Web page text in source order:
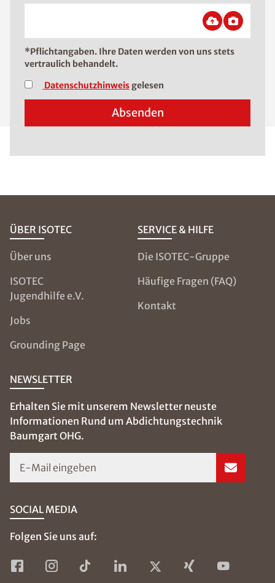
*Pflichtangaben. Ihre Daten werden von uns stets
vertraulich behandelt.
Datenschutzhinweis gelesen
Absenden
ÜBER ISOTEC
Über uns
ISOTEC
Jugendhilfe e.V.
Jobs
Grounding Page
SERVICE & HILFE
Die ISOTEC-Gruppe
Häufige Fragen (FAQ)
Kontakt
NEWSLETTER
Erhalten Sie mit unserem Newsletter neuste
Informationen Rund um Abdichtungstechnik
Baumgart OHG.
E-Mail eingeben
SOCIAL MEDIA
Folgen Sie uns auf: